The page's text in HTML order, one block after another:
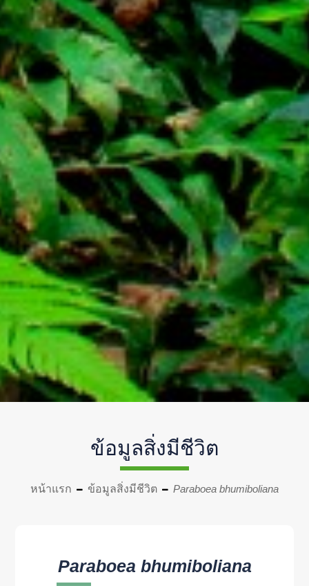
ข้อมูลสิ่งมีชีวิต
หน้าแรก ข้อมูลสิ่งมีชีวิต Paraboea bhumiboliana
Paraboea bhumiboliana